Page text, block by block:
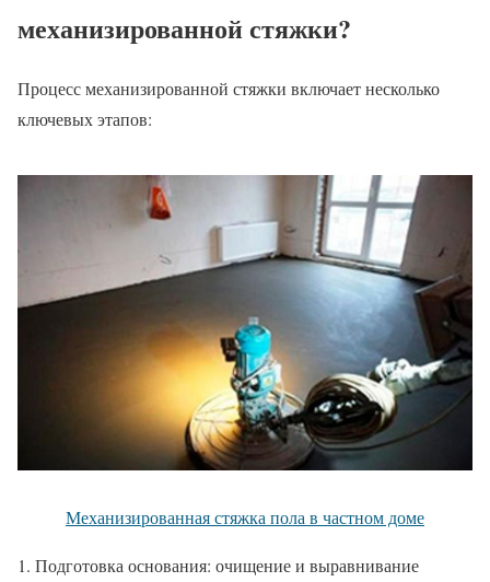
механизированной стяжки?
Процесс механизированной стяжки включает несколько
ключевых этапов:
Механизированная стяжка пола в частном доме
Подготовка основания: очищение и выравнивание